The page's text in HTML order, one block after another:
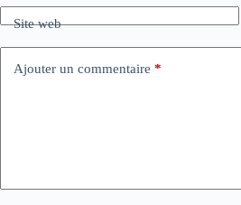
Site web
Ajouter un commentaire *